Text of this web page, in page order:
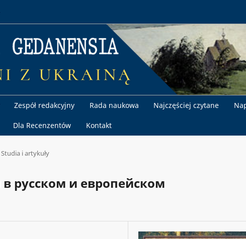
Zespół redakcyjny Rada naukowa Najczęściej czytane
Dla Recenzentów Kontakt
Studia i artykuły
русском и европейском